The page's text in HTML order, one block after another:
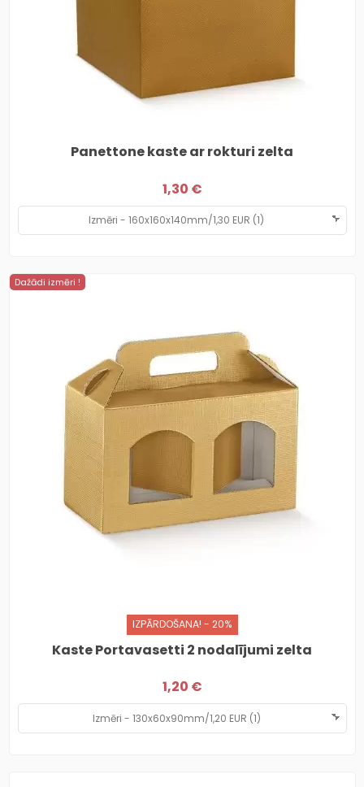
Panettone kaste ar rokturi zelta
1,30 €
Dažādi izmēri !
IZPĀRDOŠANA! - 20%
Kaste Portavasetti 2 nodalījumi zelta
1,20 €